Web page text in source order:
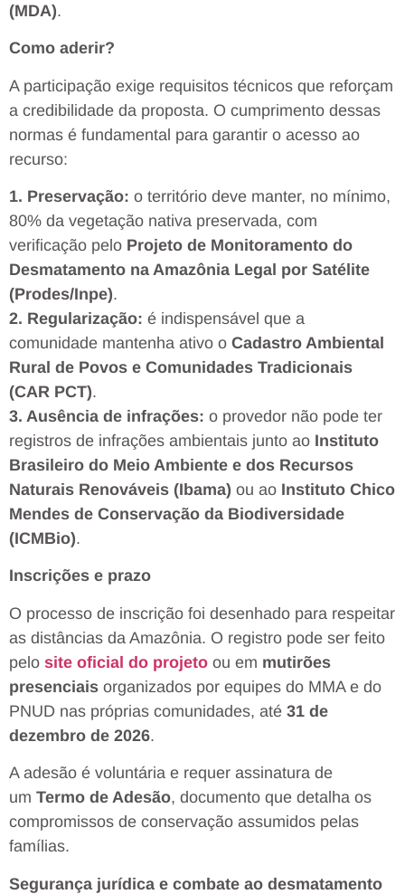
(MDA).
Como aderir?
A participação exige requisitos técnicos que reforçam
a credibilidade da proposta. O cumprimento dessas
normas é fundamental para garantir o acesso ao
recurso:
1. Preservação: o território deve manter, no mínimo,
80% da vegetação nativa preservada, com
verificação pelo Projeto de Monitoramento do
Desmatamento na Amazônia Legal por Satélite
(Prodes/Inpe).
2. Regularização: é indispensável que a
comunidade mantenha ativo o Cadastro Ambiental
Rural de Povos e Comunidades Tradicionais
(CAR PCT).
3. Ausência de infrações: o provedor não pode ter
registros de infrações ambientais junto ao Instituto
Brasileiro do Meio Ambiente e dos Recursos
Naturais Renováveis (Ibama) ou ao Instituto Chico
Mendes de Conservação da Biodiversidade
(ICMBio).
Inscrições e prazo
O processo de inscrição foi desenhado para respeitar
as distâncias da Amazônia. O registro pode ser feito
pelo site oficial do projeto ou em mutirões
presenciais organizados por equipes do MMA e do
PNUD nas próprias comunidades, até 31 de
dezembro de 2026.
A adesão é voluntária e requer assinatura de
um Termo de Adesão, documento que detalha os
compromissos de conservação assumidos pelas
famílias.
Segurança jurídica e combate ao desmatamento